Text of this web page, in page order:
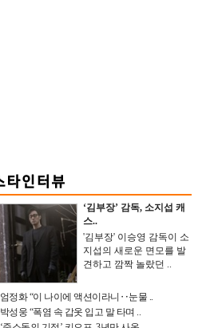
‘김부장’ 감독, 소지섭 캐
스..
'김부장' 이승영 감독이 소
지섭의 새로운 면모를 발
견하고 깜짝 놀랐던 ..
엄정화 “이 나이에 액션이라니‥눈물 ..
박성웅 “폭염 속 갑옷 입고 말 타며 ..